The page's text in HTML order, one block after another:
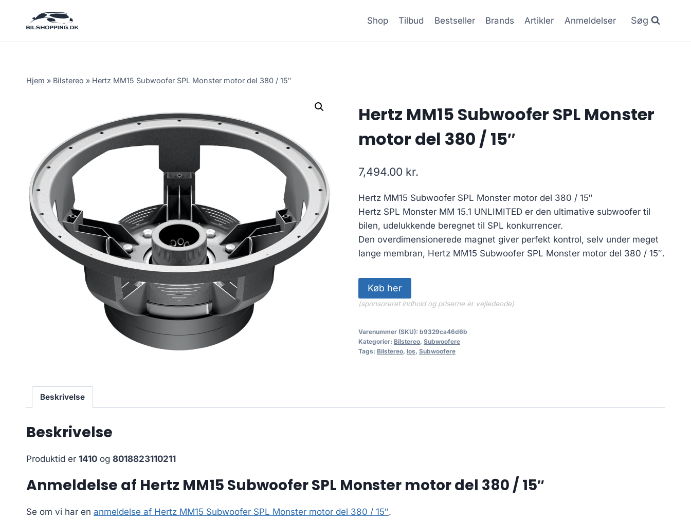
Shop Tilbud Bestseller Brands Artikler Anmeldelser Søg
Hjem » Bilstereo » Hertz MM15 Subwoofer SPL Monster motor del 380 / 15″
Hertz MM15 Subwoofer SPL Monster
motor del 380 / 15″
7,494.00 kr.
Hertz MM15 Subwoofer SPL Monster motor del 380 / 15″
Hertz SPL Monster MM 15.1 UNLIMITED er den ultimative subwoofer til
bilen, udelukkende beregnet til SPL konkurrencer.
Den overdimensionerede magnet giver perfekt kontrol, selv under meget
lange membran, Hertz MM15 Subwoofer SPL Monster motor del 380 / 15″.
Køb her
(sponsoreret indhold og priserne er vejledende)
Varenummer (SKU): b9329ca46d6b
Kategorier: Bilstereo, Subwoofere
Tags: Bilstereo, los, Subwoofere
Beskrivelse
Beskrivelse
Produktid er 1410 og 8018823110211
Anmeldelse af Hertz MM15 Subwoofer SPL Monster motor del 380 / 15″
Se om vi har en anmeldelse af Hertz MM15 Subwoofer SPL Monster motor del 380 / 15″.